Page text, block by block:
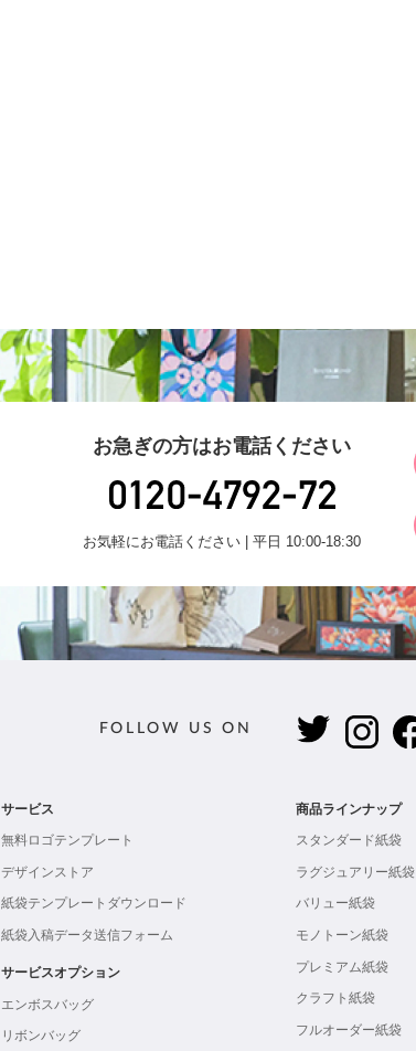
お急ぎの方はお電話ください
お気軽にお電話ください | 平日 10:00-18:30
FOLLOW US ON
サービス
無料ロゴテンプレート
デザインストア
紙袋テンプレートダウンロード
紙袋入稿データ送信フォーム
サービスオプション
エンボスバッグ
リボンバッグ
商品ラインナップ
スタンダード紙袋
ラグジュアリー紙袋
バリュー紙袋
モノトーン紙袋
プレミアム紙袋
クラフト紙袋
フルオーダー紙袋